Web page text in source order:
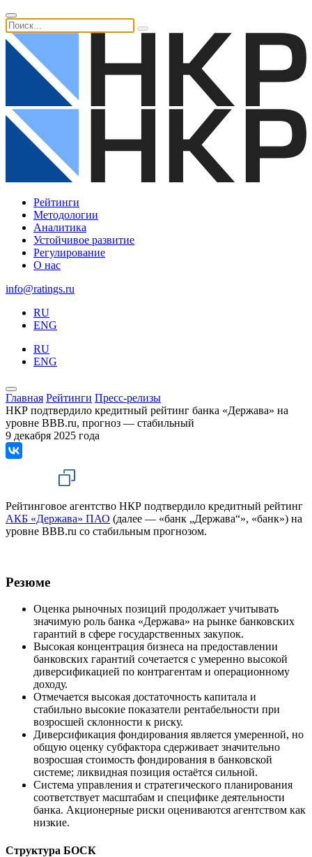
Рейтинги
Методологии
Аналитика
Устойчивое развитие
Регулирование
О нас
info@ratings.ru
RU
ENG
RU
ENG
Главная Рейтинги Пресс-релизы
НКР подтвердило кредитный рейтинг банка «Держава» на
уровне BBB.ru, прогноз — стабильный
9 декабря 2025 года
Рейтинговое агентство НКР подтвердило кредитный рейтинг
АКБ «Держава» ПАО (далее — «банк „Держава“», «банк») на
уровне BBB.ru со стабильным прогнозом.
Резюме
Оценка рыночных позиций продолжает учитывать
значимую роль банка «Держава» на рынке банковских
гарантий в сфере государственных закупок.
Высокая концентрация бизнеса на предоставлении
банковских гарантий сочетается с умеренно высокой
диверсификацией по контрагентам и операционному
доходу.
Отмечается высокая достаточность капитала и
стабильно высокие показатели рентабельности при
возросшей склонности к риску.
Диверсификация фондирования является умеренной, но
общую оценку субфактора сдерживает значительно
возросшая стоимость фондирования в банковской
системе; ликвидная позиция остаётся сильной.
Система управления и стратегического планирования
соответствует масштабам и специфике деятельности
банка. Акционерные риски оцениваются агентством как
низкие.
Структура БОСК